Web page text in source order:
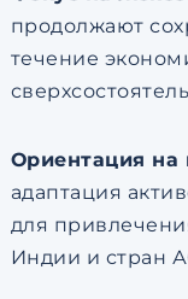
продолжают
течение
Ориентация на
адаптация
для
Индии и стран